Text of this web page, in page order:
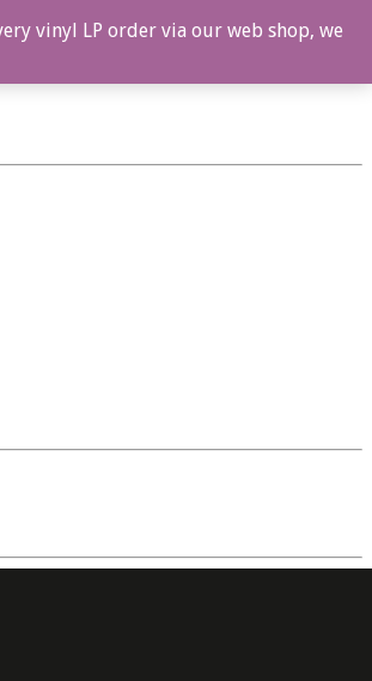
vinyl LP order via our web shop, we